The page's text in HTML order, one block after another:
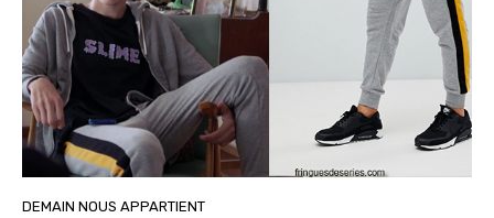
DEMAIN NOUS APPARTIENT